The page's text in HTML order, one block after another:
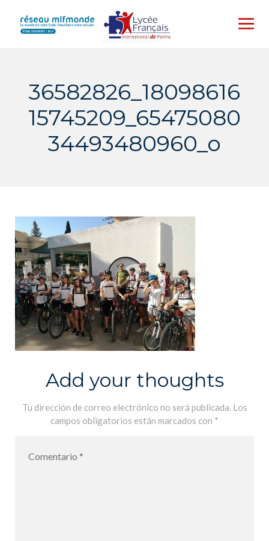
content
36582826_18098616
15745209_65475080
34493480960_o
Add your thoughts
Tu dirección de correo electrónico no será publicada. Los
campos obligatorios están marcados con *